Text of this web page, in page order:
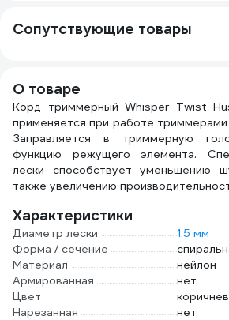
Сопутствующие товары
О товаре
Корд триммерный Whisper Twist
применяется при работе
Заправляется в триммерную
функцию режущего элемента.
лески способствует уменьшению
также увеличению
Характеристики
Диаметр лески
1.5 мм
Форма / сечение
Материал
нейлон
Армированная
нет
Цвет
Нарезанная
нет